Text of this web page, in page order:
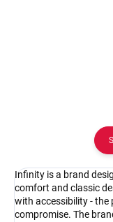
Infinity is a brand
comfort and classic
with accessibility - the
compromise. The